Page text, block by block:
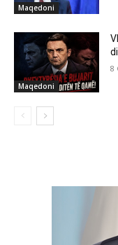
Maqedoni
Maqedoni
8